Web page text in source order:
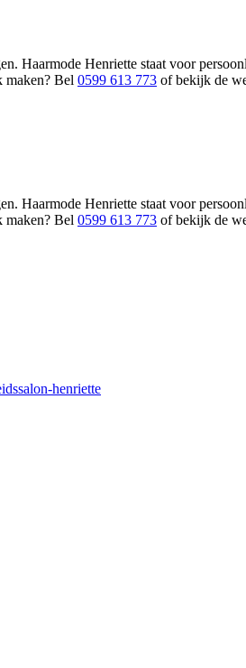
Haarmode Henriette staat voor
maken? Bel 0599 613 773 of bekijk de
Haarmode Henriette staat voor
maken? Bel 0599 613 773 of bekijk de
henriette